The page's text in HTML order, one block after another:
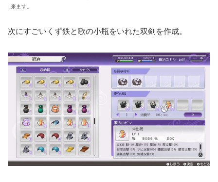
来ます。
次にすごいくず鉄と歌の小瓶をいれた双剣を作成。